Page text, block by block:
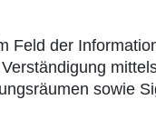
Feld der
sowie